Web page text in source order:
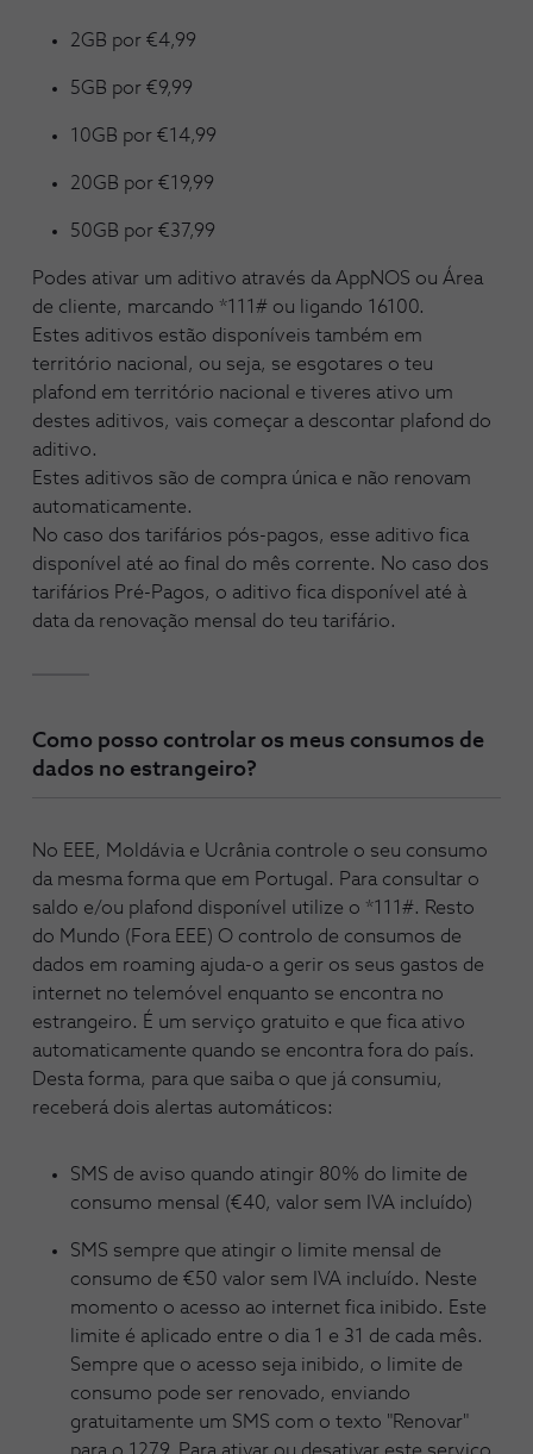
2GB por €4,99
5GB por €9,99
10GB por €14,99
20GB por €19,99
50GB por €37,99
Podes ativar um aditivo através da AppNOS ou Área
de cliente, marcando *111# ou ligando 16100.
Estes aditivos estão disponíveis também em
território nacional, ou seja, se esgotares o teu
plafond em território nacional e tiveres ativo um
destes aditivos, vais começar a descontar plafond do
aditivo.
Estes aditivos são de compra única e não renovam
automaticamente.
No caso dos tarifários pós-pagos, esse aditivo fica
disponível até ao final do mês corrente. No caso dos
tarifários Pré-Pagos, o aditivo fica disponível até à
data da renovação mensal do teu tarifário.
Como posso controlar os meus consumos de
dados no estrangeiro?
No EEE, Moldávia e Ucrânia controle o seu consumo
da mesma forma que em Portugal. Para consultar o
saldo e/ou plafond disponível utilize o *111#. Resto
do Mundo (Fora EEE) O controlo de consumos de
dados em roaming ajuda-o a gerir os seus gastos de
internet no telemóvel enquanto se encontra no
estrangeiro. É um serviço gratuito e que fica ativo
automaticamente quando se encontra fora do país.
Desta forma, para que saiba o que já consumiu,
receberá dois alertas automáticos:
SMS de aviso quando atingir 80% do limite de
consumo mensal (€40, valor sem IVA incluído)
SMS sempre que atingir o limite mensal de
consumo de €50 valor sem IVA incluído. Neste
momento o acesso ao internet fica inibido. Este
limite é aplicado entre o dia 1 e 31 de cada mês.
Sempre que o acesso seja inibido, o limite de
consumo pode ser renovado, enviando
gratuitamente um SMS com o texto "Renovar"